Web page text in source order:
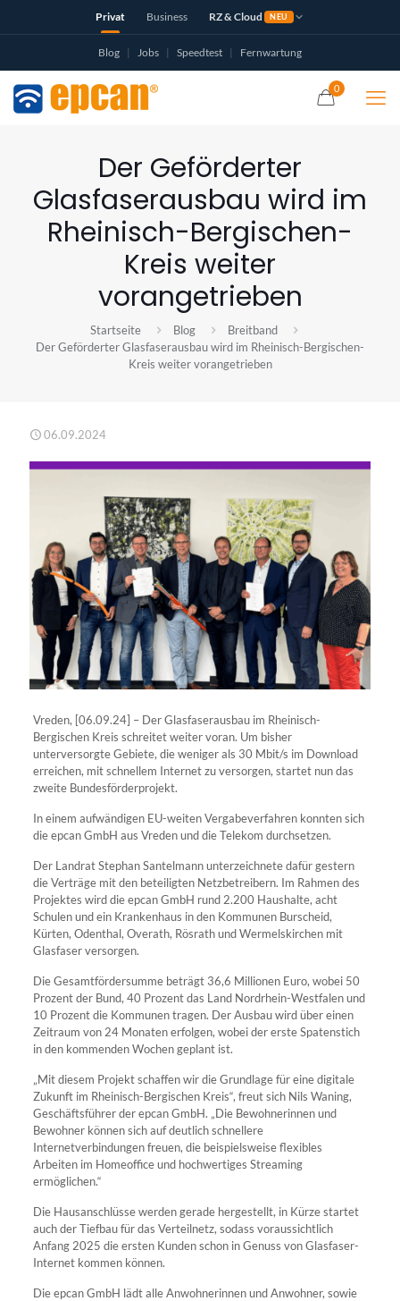
Privat Business RZ & Cloud NEU
Blog | Jobs | Speedtest | Fernwartung
0
Der Geförderter
Glasfaserausbau wird im
Rheinisch-Bergischen-
Kreis weiter
vorangetrieben
Startseite Blog
Breitband
Der Geförderter Glasfaserausbau wird im Rheinisch-Bergischen-
Kreis weiter vorangetrieben
06.09.2024
Vreden, [06.09.24] – Der Glasfaserausbau im Rheinisch-
Bergischen Kreis schreitet weiter voran. Um bisher
unterversorgte Gebiete, die weniger als 30 Mbit/s im Download
erreichen, mit schnellem Internet zu versorgen, startet nun das
zweite Bundesförderprojekt.
In einem aufwändigen EU-weiten Vergabeverfahren konnten sich
die epcan GmbH aus Vreden und die Telekom durchsetzen.
Der Landrat Stephan Santelmann unterzeichnete dafür gestern
die Verträge mit den beteiligten Netzbetreibern. Im Rahmen des
Projektes wird die epcan GmbH rund 2.200 Haushalte, acht
Schulen und ein Krankenhaus in den Kommunen Burscheid,
Kürten, Odenthal, Overath, Rösrath und Wermelskirchen mit
Glasfaser versorgen.
Die Gesamtfördersumme beträgt 36,6 Millionen Euro, wobei 50
Prozent der Bund, 40 Prozent das Land Nordrhein-Westfalen und
10 Prozent die Kommunen tragen. Der Ausbau wird über einen
Zeitraum von 24 Monaten erfolgen, wobei der erste Spatenstich
in den kommenden Wochen geplant ist.
„Mit diesem Projekt schaffen wir die Grundlage für eine digitale
Zukunft im Rheinisch-Bergischen Kreis“, freut sich Nils Waning,
Geschäftsführer der epcan GmbH. „Die Bewohnerinnen und
Bewohner können sich auf deutlich schnellere
Internetverbindungen freuen, die beispielsweise flexibles
Arbeiten im Homeoffice und hochwertiges Streaming
ermöglichen.“
Die Hausanschlüsse werden gerade hergestellt, in Kürze startet
auch der Tiefbau für das Verteilnetz, sodass voraussichtlich
Anfang 2025 die ersten Kunden schon in Genuss von Glasfaser-
Internet kommen können.
Die epcan GmbH lädt alle Anwohnerinnen und Anwohner, sowie